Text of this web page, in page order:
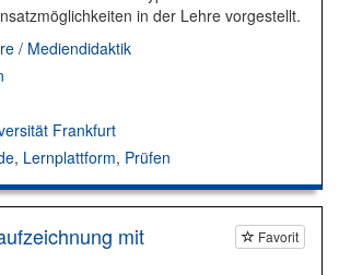
in der Lehre vorgestellt.
/ Mediendidaktik
Frankfurt
, Lernplattform, Prüfen
Favorit
mit